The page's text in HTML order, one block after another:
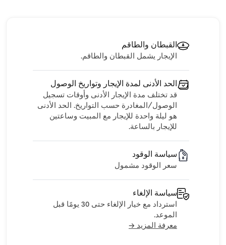
القبطان والطاقم
الإيجار يشمل القبطان والطاقم.
الحد الأدنى لمدة الإيجار وتواريخ الوصول
قد تختلف مدة الإيجار الأدنى وأوقات تسجيل
الوصول/المغادرة حسب التواريخ. الحد الأدنى
هو ليلة واحدة للإيجار مع المبيت وساعتين
للإيجار بالساعة.
سياسة الوقود
سعر الوقود مشمول
سياسة الإلغاء
استرداد مع خيار الإلغاء حتى 30 يومًا قبل
الموعد.
معرفة المزيد →